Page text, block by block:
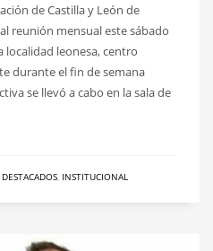
de Castilla y León de
reunión mensual este sábado
localidad leonesa, centro
durante el fin de semana
se llevó a cabo en la sala de
DESTACADOS INSTITUCIONAL